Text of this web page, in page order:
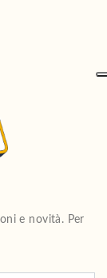
e novità. Per